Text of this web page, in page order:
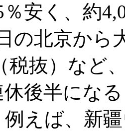
安く、約
の北京から
税抜）など
休後半にな
えば、新